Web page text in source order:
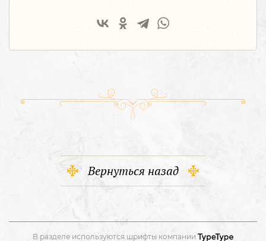
Вернуться назад
В разделе используются шрифты компании